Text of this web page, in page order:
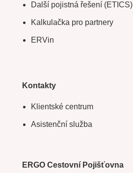
Další pojistná řešení (ETICS)
Kalkulačka pro partnery
ERVin
Kontakty
Klientské centrum
Asistenční služba
ERGO Cestovní Pojišťovna